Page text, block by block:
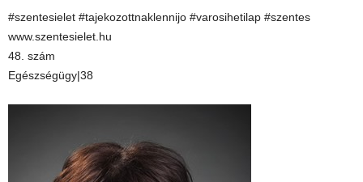
#szentesielet #tajekozottnaklennijo #varosihetilap #szentes
www.szentesielet.hu
48. szám
Egészségügy|38